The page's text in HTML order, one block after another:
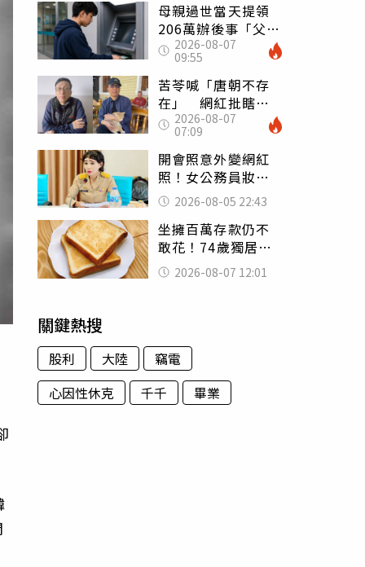
母親過世當天提領
206萬辦後事「父子
遭判刑」 律師：
搶錢先下手是罪
2026-08-07
09:55
苦苓喊「唐朝不存
在」 網紅批瞎編
歷史：李白、杜甫
用鮮卑文寫詩？
2026-08-07
07:09
開會照意外變網紅
照！女公務員妝容
掀2千則留言 本人
怒嗆：化妝有錯嗎
2026-08-05 22:43
坐擁百萬存款仍不
敢花！74歲獨居翁
「1餐只吃1片吐
司」 半年後暴瘦
2026-08-07 12:01
關鍵熱搜
股利 大陸
竊電
心因性休克
千千 畢業